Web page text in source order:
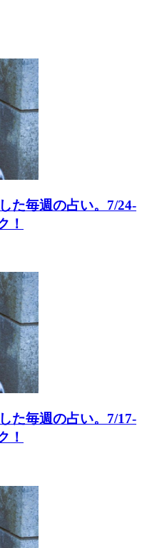
た毎週の占い。7/24-
！
た毎週の占い。7/17-
！